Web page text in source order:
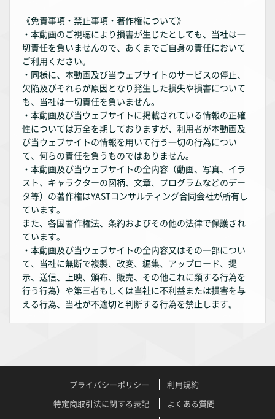
《免責事項・禁止事項・著作権について》
・本動画のご視聴により損害が生じたとしても、当社は一
切責任を負いませんので、あくまでご自身の責任において
ご利用ください。
・同様に、本動画及び当ウェブサイトのサービスの停止、
欠陥及びそれらが原因となり発生した損失や損害について
も、当社は一切責任を負いません。
・本動画及び当ウェブサイトに掲載されている情報の正確
性については万全を期しておりますが、利用者が本動画及
び当ウェブサイトの情報を用いて行う一切の行為につい
て、何らの責任を負うものではありません。
・本動画及び当ウェブサイトの全内容（動画、写真、イラ
スト、キャラクターの図柄、文章、プログラムなどのデー
タ等）の著作権はYASTコンサルティング合同会社が所有し
ています。
また、各国著作権法、条約およびその他の法律で保護され
ています。
・本動画及び当ウェブサイトの全内容又はその一部につい
て、当社に無断で複製、改変、編集、アップロード、提
示、送信、上映、頒布、販売、その他これに類する行為を
行う行為）や第三者もしくは当社に不利益または損害を与
える行為、当社が不適切と判断する行為を禁止します。
プライバシーポリシー
利用規約
特定商取引法に関する表記
よくある質問